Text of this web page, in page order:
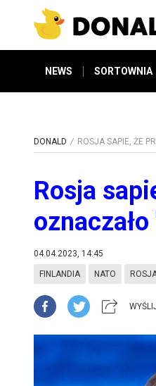
NEWS SORTOWNIA
DONALD ROSJA SAPIE, ŻE
Rosja
04.04.2023, 14:45
FINLANDIA NATO